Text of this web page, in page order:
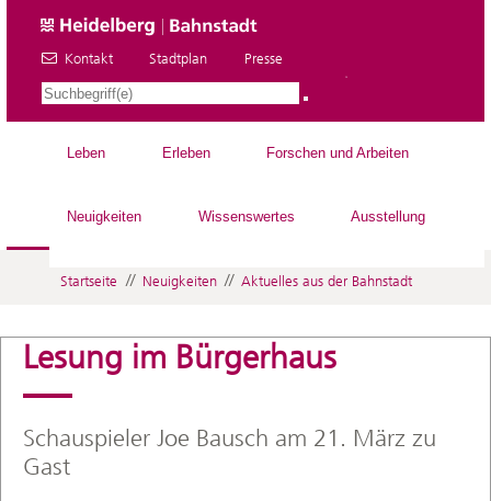
Kontakt Stadtplan Presse
Leben Erleben Forschen und Arbeiten
Neuigkeiten Wissenswertes Ausstellung
Startseite // Neuigkeiten // Aktuelles aus der Bahnstadt
Lesung im Bürgerhaus
Schauspieler Joe Bausch am 21. März zu
Gast